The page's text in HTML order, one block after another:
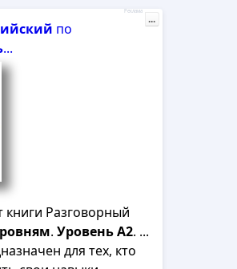
по
...
книги Разговорный
.УровеньA2. ...
для тех, кто
Реклама
...